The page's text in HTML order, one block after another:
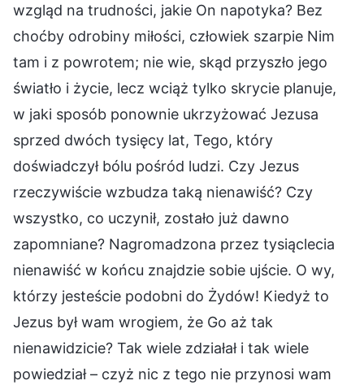
wzgląd na trudności, jakie On napotyka? Bez
choćby odrobiny miłości, człowiek szarpie Nim
tam i z powrotem; nie wie, skąd przyszło jego
światło i życie, lecz wciąż tylko skrycie planuje,
w jaki sposób ponownie ukrzyżować Jezusa
sprzed dwóch tysięcy lat, Tego, który
doświadczył bólu pośród ludzi. Czy Jezus
rzeczywiście wzbudza taką nienawiść? Czy
wszystko, co uczynił, zostało już dawno
zapomniane? Nagromadzona przez tysiąclecia
nienawiść w końcu znajdzie sobie ujście. O wy,
którzy jesteście podobni do Żydów! Kiedyż to
Jezus był wam wrogiem, że Go aż tak
nienawidzicie? Tak wiele zdziałał i tak wiele
powiedział – czyż nic z tego nie przynosi wam